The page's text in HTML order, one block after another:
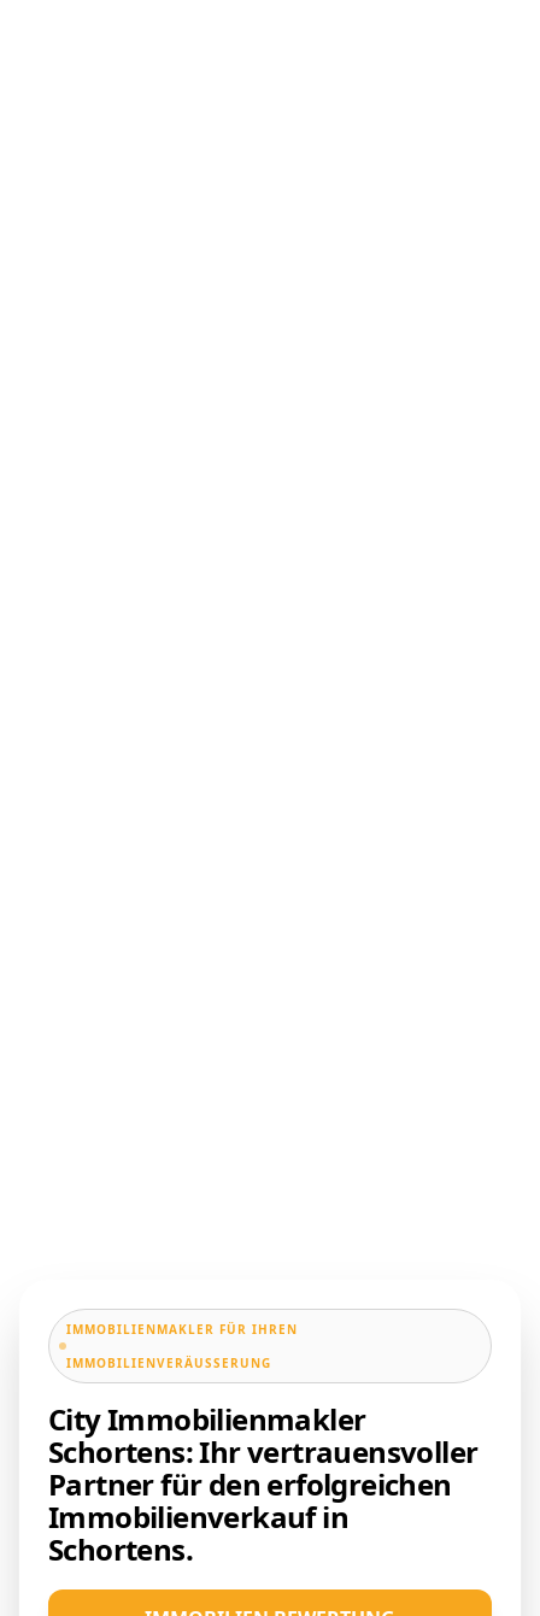
IMMOBILIENMAKLER FÜR IHREN
IMMOBILIENVERÄUSSERUNG
City Immobilienmakler
Schortens: Ihr vertrauensvoller
Partner für den erfolgreichen
Immobilienverkauf in
Schortens.